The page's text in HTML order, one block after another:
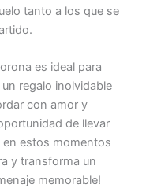
tanto a los que se
es ideal para
regalo inolvidable
con amor y
de llevar
en estos momentos
y transforma un
memorable!